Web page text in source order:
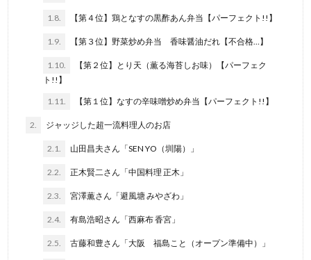
1.8. 【第４位】鶏となすの黒酢あん弁当【パーフェクト!!】
1.9. 【第３位】野菜炒め弁当 香味醤油だれ【不合格…】
1.10.
【第２位】とり天（薫る海苔しお味）【パーフェク
ト!!】
1.11. 【第１位】なすの辛味噌炒め弁当【パーフェクト!!】
2. ジャッジした超一流料理人のお店
2.1. 山田昌夫さん「SEN YO（圳陽）」
2.2. 正木賢二さん「中国料理 正木」
2.3. 宮澤薫さん「避風塘 みやざわ」
2.4. 有島浩昭さん「西麻布 香宮」
2.5. 古藤和豊さん「大阪 福島こと（オープン準備中）」